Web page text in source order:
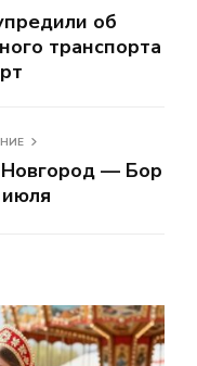
об
транспорта
— Бор